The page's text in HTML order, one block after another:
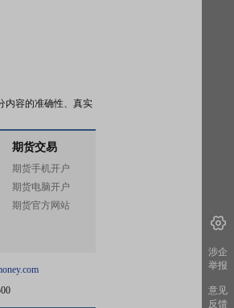
内容的准确性、真实
期货交易
期货手机开户
期货电脑开户
期货官方网站
涉企
举报
意见
反馈